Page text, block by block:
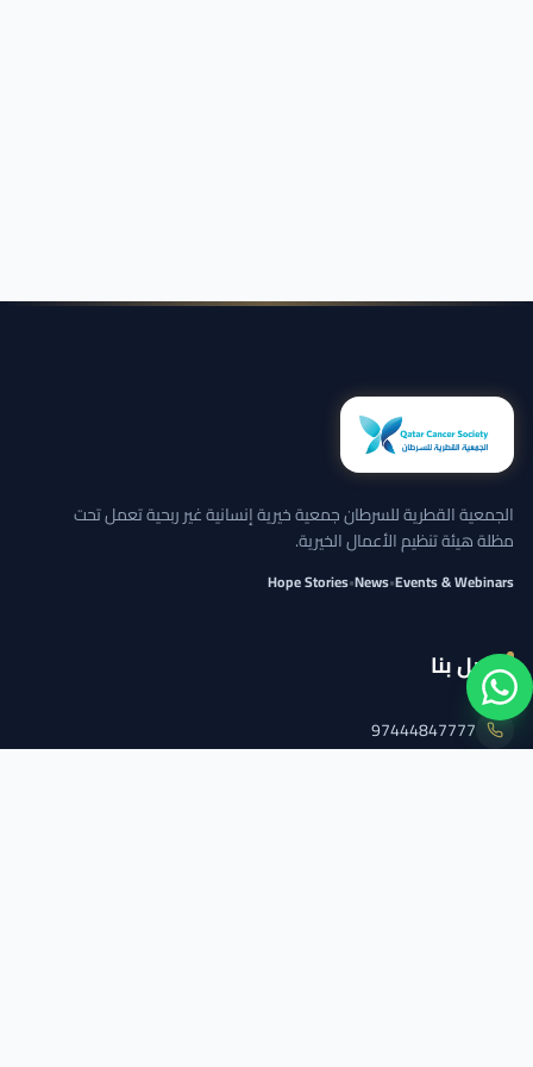
الجمعية القطرية للسرطان جمعية خيرية إنسانية غير ربحية تعمل تحت
مظلة هيئة تنظيم الأعمال الخيرية.
Events & Webinars
•
News
•
Hope Stories
اتصل بنا
97444847777